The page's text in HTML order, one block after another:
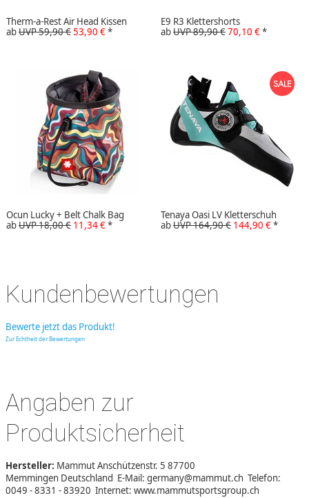
Therm-a-Rest Air Head Kissen
abUVP 59,90 €53,90 €*
E9 R3 Klettershorts
abUVP 89,90 €70,10 €*
Ocun Lucky + Belt Chalk Bag
abUVP 18,00 € 11,34 €*
Tenaya Oasi LV Kletterschuh
abUVP 164,90 € 144,90 €*
Kundenbewertungen
Bewerte jetzt das Produkt!
Zur Echtheit der Bewertungen
Angaben zur
Produktsicherheit
Hersteller: Mammut Anschützenstr. 5 87700
Memmingen Deutschland E-Mail: germany@mammut.ch Telefon:
0049 - 8331 - 83920 Internet: www.mammutsportsgroup.ch